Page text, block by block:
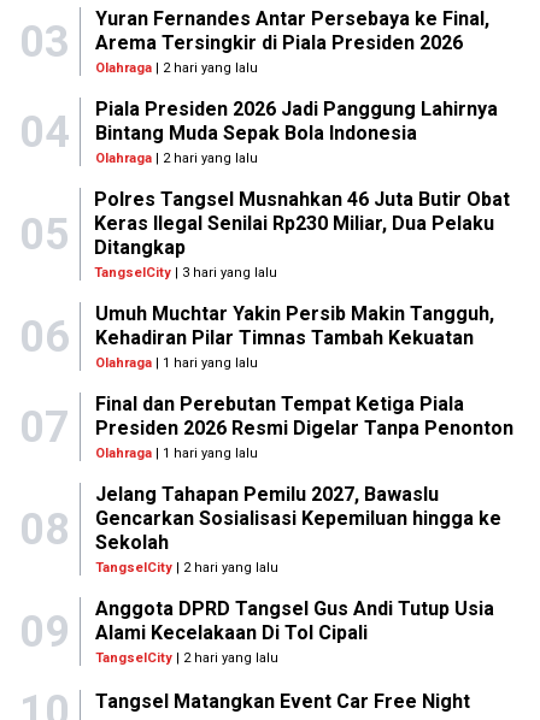
03
Yuran Fernandes Antar Persebaya ke Final,
Arema Tersingkir di Piala Presiden 2026
Olahraga| 2 hari yang lalu
04
Piala Presiden 2026 Jadi Panggung Lahirnya
Bintang Muda Sepak Bola Indonesia
Olahraga| 2 hari yang lalu
05
Polres Tangsel Musnahkan 46 Juta Butir Obat
Keras Ilegal Senilai Rp230 Miliar, Dua Pelaku
Ditangkap
TangselCity | 3 hari yang lalu
06
Umuh Muchtar Yakin Persib Makin Tangguh,
Kehadiran Pilar Timnas Tambah Kekuatan
Olahraga| 1 hari yang lalu
07
Final dan Perebutan Tempat Ketiga Piala
Presiden 2026 Resmi Digelar Tanpa Penonton
Olahraga| 1 hari yang lalu
08
Jelang Tahapan Pemilu 2027, Bawaslu
Gencarkan Sosialisasi Kepemiluan hingga ke
Sekolah
TangselCity| 2 hari yang lalu
09
Anggota DPRD Tangsel Gus Andi Tutup Usia
Alami Kecelakaan Di Tol Cipali
TangselCity| 2 hari yang lalu
Tangsel Matangkan Event Car Free Night